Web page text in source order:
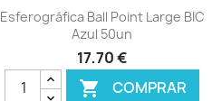
Ver+
Esferográfica Ball Point Large BIC
Azul 50un
17,70 €
 COMPRAR